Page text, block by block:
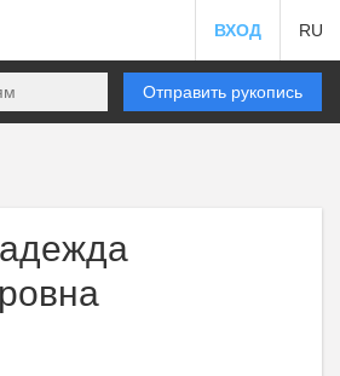
ВХОД RU
Отправить рукопись